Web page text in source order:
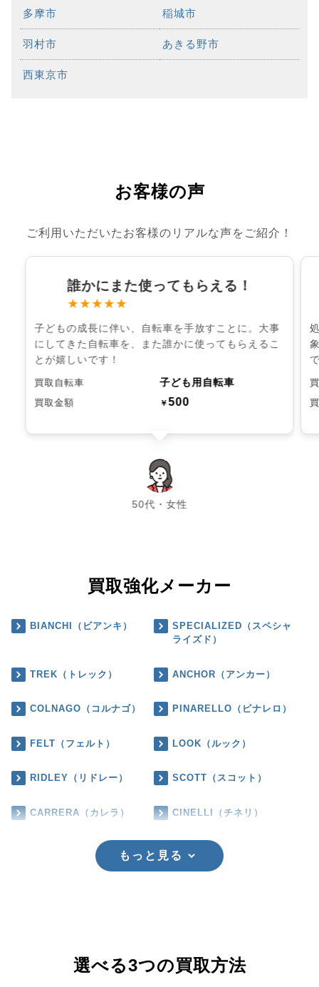
多摩市 稲城市
羽村市 あきる野市
西東京市
お客様の声
ご利用いただいたお客様のリアルな声をご紹介！
誰かにまた使ってもらえる！
★★★★★
子どもの成長に伴い、自転車を手放すことに。大事
にしてきた自転車を、また誰かに使ってもらえるこ
とが嬉しいです！
買取自転車 子ども用自転車
買取金額 ￥500
50代・女性
chevron_left chevron_right
買取強化メーカー
BIANCHI（ビアンキ）
SPECIALIZED（スペシャ
ライズド）
TREK（トレック） ANCHOR（アンカー）
COLNAGO（コルナゴ） PINARELLO（ピナレロ）
FELT（フェルト） LOOK（ルック）
RIDLEY（リドレー） SCOTT（スコット）
CARRERA（カレラ） CINELLI（チネリ）
もっと見る
選べる3つの買取方法